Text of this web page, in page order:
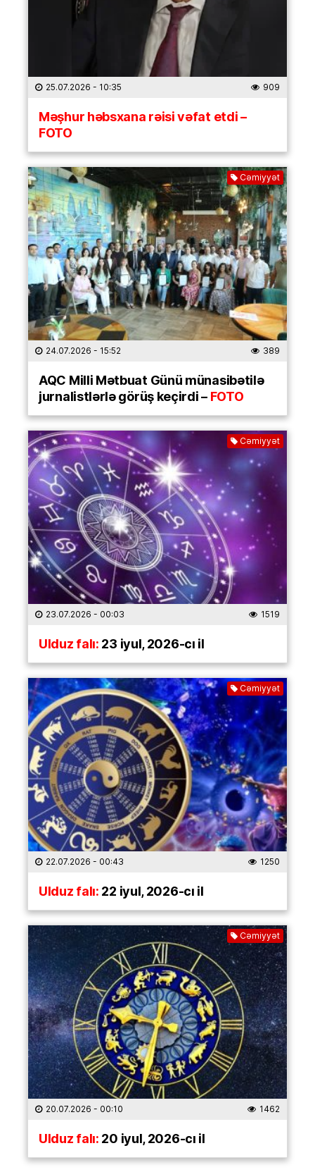
25.07.2026 - 10:35 909
Məşhur həbsxana rəisi vəfat etdi –
FOTO
Cəmiyyət
24.07.2026 - 15:52 389
AQC Milli Mətbuat Günü münasibətilə
jurnalistlərlə görüş keçirdi –FOTO
Cəmiyyət
23.07.2026 - 00:03 1519
Ulduz falı:23 iyul, 2026-cı il
Cəmiyyət
22.07.2026 - 00:43 1250
Ulduz falı:22 iyul, 2026-cı il
Cəmiyyət
20.07.2026 - 00:10 1462
Ulduz falı:20 iyul, 2026-cı il